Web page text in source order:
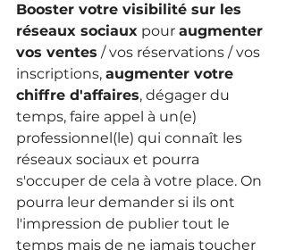
Booster votre visibilité sur les
réseaux sociaux pour augmenter
vos ventes / vos réservations / vos
inscriptions, augmenter votre
chiffre d'affaires, dégager du
temps, faire appel à un(e)
professionnel(le) qui connaît les
réseaux sociaux et pourra
s'occuper de cela à votre place. On
pourra leur demander si ils ont
l'impression de publier tout le
temps mais de ne jamais toucher